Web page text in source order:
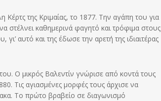
της Κριμαίας, το 1877. Την αγάπη του για
καθημερινά φαγητό και τρόφιμα στους
αυτό και της έδωσε την αρετή της ιδιαιτέρας
Ο μικρός Βαλεντίν γνώρισε από κοντά τους
Τις αγιασμένες μορφές τους άρχισε να
Το πρώτο βραβείο σε διαγωνισμό